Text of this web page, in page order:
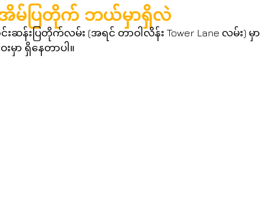
အိမ်ပြတိုက် ဘယ်မှာရှိလဲ
န်းပြတိုက်လမ်း (အရင် တာဝါလိန်း Tower Lane လမ်း) မှာ
မှာ ရှိနေတာပါ။